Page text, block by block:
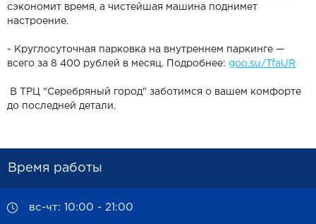
сэкономит время, а чистейшая машина поднимет
настроение.
- Круглосуточная парковка на внутреннем паркинге —
всего за 8 400 рублей в месяц. Подробнее: goo.su/TfaUR
В ТРЦ "Серебряный город" заботимся о вашем комфорте
до последней детали.
Время работы
вс-чт: 10:00 - 21:00